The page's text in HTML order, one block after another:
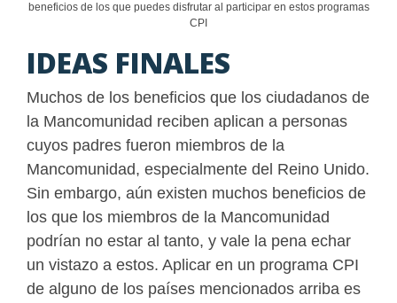
beneficios de los que puedes disfrutar al participar en estos programas
CPI
IDEAS FINALES
Muchos de los beneficios que los ciudadanos de
la Mancomunidad reciben aplican a personas
cuyos padres fueron miembros de la
Mancomunidad, especialmente del Reino Unido.
Sin embargo, aún existen muchos beneficios de
los que los miembros de la Mancomunidad
podrían no estar al tanto, y vale la pena echar
un vistazo a estos. Aplicar en un programa CPI
de alguno de los países mencionados arriba es